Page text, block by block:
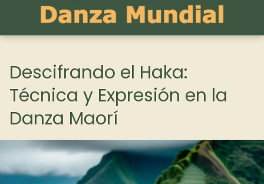
Descifrando el Haka:
Técnica y Expresión en la
Danza Maorí